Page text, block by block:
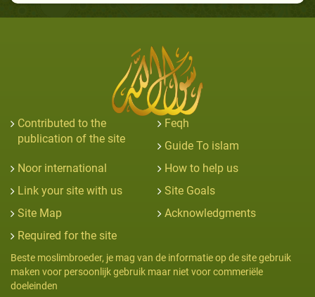
Contributed to the
publication of the site
Feqh
Guide To islam
Noor international
How to help us
Link your site with us
Site Goals
Site Map
Acknowledgments
Required for the site
Beste moslimbroeder, je mag van de informatie op de site gebruik
maken voor persoonlijk gebruik maar niet voor commeriële
doeleinden